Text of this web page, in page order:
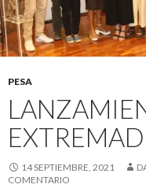
PESA
14 SEPTIEMBRE, 2021
COMENTARIO